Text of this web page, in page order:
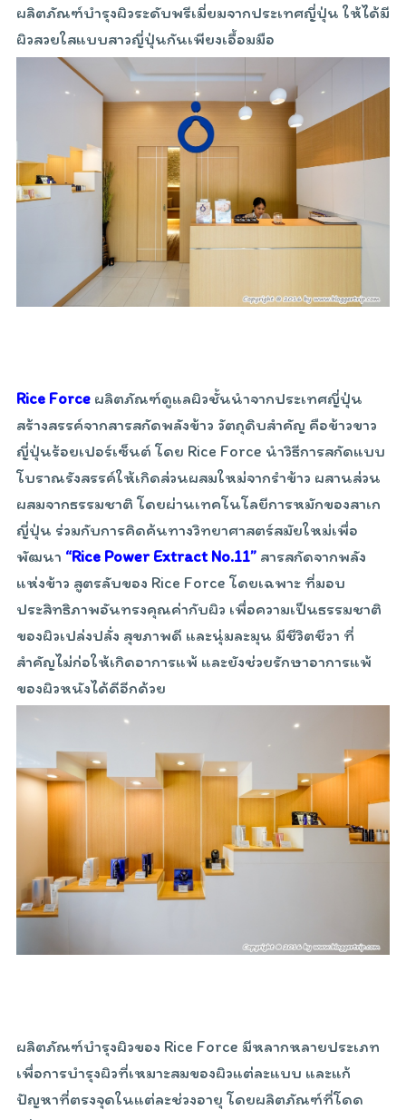
ผลิตภัณฑ์บำรุงผิวระดับพรีเมี่ยมจากประเทศญี่ปุ่น ให้ได้มี
ผิวสวยใสแบบสาวญี่ปุ่นกันเพียงเอื้อมมือ
Rice Force ผลิตภัณฑ์ดูแลผิวชั้นนำจากประเทศญี่ปุ่น
สร้างสรรค์จากสารสกัดพลังข้าว วัตถุดิบสำคัญ คือข้าวขาว
ญี่ปุ่นร้อยเปอร์เซ็นต์ โดย Rice Force นำวิธีการสกัดแบบ
โบราณรังสรรค์ให้เกิดส่วนผสมใหม่จากรำข้าว ผสานส่วน
ผสมจากธรรมชาติ โดยผ่านเทคโนโลยีการหมักของสาเก
ญี่ปุ่น ร่วมกับการคิดค้นทางวิทยาศาสตร์สมัยใหม่เพื่อ
พัฒนา “Rice Power Extract No.11” สารสกัดจากพลัง
แห่งข้าว สูตรลับของ Rice Force โดยเฉพาะ ที่มอบ
ประสิทธิภาพอันทรงคุณค่ากับผิว เพื่อความเป็นธรรมชาติ
ของผิวเปล่งปลั่ง สุขภาพดี และนุ่มละมุน มีชีวิตชีวา ที่
สำคัญไม่ก่อให้เกิดอาการแพ้ และยังช่วยรักษาอาการแพ้
ของผิวหนังได้ดีอีกด้วย
ผลิตภัณฑ์บำรุงผิวของ Rice Force มีหลากหลายประเภท
เพื่อการบำรุงผิวที่เหมาะสมของผิวแต่ละแบบ และแก้
ปัญหาที่ตรงจุดในแต่ละช่วงอายุ โดยผลิตภัณฑ์ที่โดด